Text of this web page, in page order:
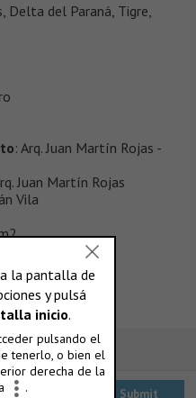
Delta del Paraná, Tigre,
: Arq. Juan Martín Rojas -
Juan Martín Rojas
Vila